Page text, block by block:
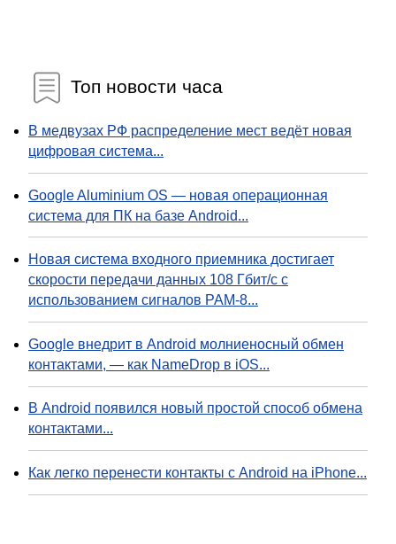
Топ новости часа
В медвузах РФ распределение мест ведёт новая
цифровая система...
Google Aluminium OS — новая операционная
система для ПК на базе Android...
Новая система входного приемника достигает
скорости передачи данных 108 Гбит/с с
использованием сигналов PAM-8...
Google внедрит в Android молниеносный обмен
контактами, — как NameDrop в iOS...
В Android появился новый простой способ обмена
контактами...
Как легко перенести контакты с Android на iPhone...